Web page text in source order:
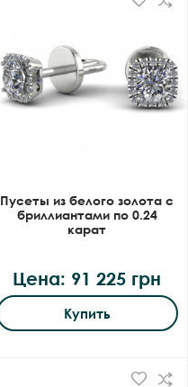
Пусеты из белого золота с
бриллиантами по 0.24
карат
Цена: 91 225 грн
Купить